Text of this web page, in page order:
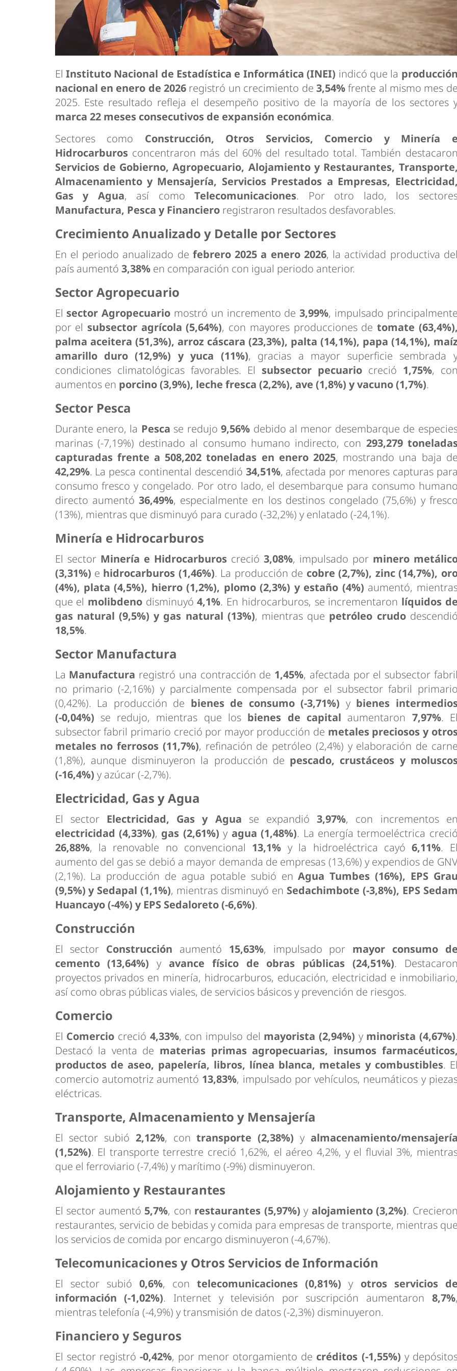
El Instituto Nacional de Estadística e Informática (INEI) indicó que la producción
nacional en enero de 2026 registró un crecimiento de 3,54%frente al mismo mes de
2025. Este resultado refleja el desempeño positivo de la mayoría de los sectores
marca 22 meses consecutivos de expansión económica.
Sectores como Construcción, Otros Servicios, Comercio y Minería e
Hidrocarburosconcentraron más del 60% del resultado total. También destacaron
Servicios de Gobierno, Agropecuario, Alojamiento y Restaurantes, Transporte,
Almacenamiento y Mensajería, Servicios Prestados a Empresas, Electricidad,
Gas y Agua, así comoTelecomunicaciones. Por otro lado, los
Manufactura, Pesca y Financieroregistraron resultados desfavorables.
Crecimiento Anualizado y Detalle por Sectores
En el periodo anualizado de febrero 2025 a enero 2026, la actividad productiva del
país aumentó 3,38%en comparación con igual periodo anterior.
Sector Agropecuario
El sector Agropecuario mostró un incremento de3,99%, impulsado principalmente
por el subsector agrícola (5,64%), con mayores producciones detomate (63,4%),
palma aceitera (51,3%), arroz cáscara (23,3%), palta (14,1%), papa (14,1%),
amarillo duro (12,9%) y yuca (11%), gracias a mayor superficie sembrada
condiciones climatológicas favorables. El subsector pecuariocreció 1,75%, con
aumentos en porcino (3,9%), leche fresca (2,2%), ave (1,8%) y vacuno (1,7%).
Sector Pesca
Durante enero, la Pesca se redujo9,56% debido al menor desembarque de
marinas (-7,19%) destinado al consumo humano indirecto, con 293,279
capturadas frente a 508,202 toneladas en enero 2025, mostrando una baja de
42,29%. La pesca continental descendió 34,51%, afectada por menores capturas para
consumo fresco y congelado. Por otro lado, el desembarque para consumo humano
directo aumentó 36,49%, especialmente en los destinos congelado (75,6%) y fresco
(13%), mientras que disminuyó para curado (-32,2%) y enlatado (-24,1%).
Minería e Hidrocarburos
El sector Minería e Hidrocarburoscreció 3,08%, impulsado por minero
(3,31%) e hidrocarburos (1,46%). La producción de cobre (2,7%), zinc (14,7%),
(4%), plata (4,5%), hierro (1,2%), plomo (2,3%) y estaño (4%) aumentó,
que el molibdenodisminuyó4,1%. En hidrocarburos, se incrementaron líquidos de
gas natural (9,5%) y gas natural (13%), mientras que petróleo crudodescendió
18,5%.
Sector Manufactura
La Manufactura registró una contracción de 1,45%, afectada por el subsector fabril
no primario (-2,16%) y parcialmente compensada por el subsector fabril primario
(0,42%). La producción de bienes de consumo (-3,71%) y bienes
(-0,04%) se redujo, mientras que los bienes de capital aumentaron 7,97%. El
subsector fabril primario creció por mayor producción de metales preciosos y
metales no ferrosos (11,7%), refinación de petróleo (2,4%) y elaboración de carne
(1,8%), aunque disminuyeron la producción de pescado, crustáceos y
(-16,4%) y azúcar (-2,7%).
Electricidad, Gas y Agua
El sector Electricidad, Gas y Agua se expandió3,97%, con incrementos en
electricidad (4,33%), gas (2,61%) y agua (1,48%). La energía termoeléctrica creció
26,88%, la renovable no convencional 13,1% y la hidroeléctrica cayó6,11%. El
aumento del gas se debió a mayor demanda de empresas (13,6%) y expendios de
(2,1%). La producción de agua potable subió enAgua Tumbes (16%), EPS Grau
(9,5%) y Sedapal (1,1%), mientras disminuyó en Sedachimbote (-3,8%), EPS Sedam
Huancayo (-4%) y EPS Sedaloreto (-6,6%).
Construcción
El sector Construcción aumentó 15,63%, impulsado por mayor consumo de
cemento (13,64%) y avance físico de obras públicas (24,51%). Destacaron
proyectos privados en minería, hidrocarburos, educación, electricidad e inmobiliario,
así como obras públicas viales, de servicios básicos y prevención de riesgos.
Comercio
El Comercio creció 4,33%, con impulso del mayorista (2,94%) y minorista (4,67%).
Destacó la venta de materias primas agropecuarias, insumos farmacéuticos,
productos de aseo, papelería, libros, línea blanca, metales y combustibles. El
comercio automotriz aumentó 13,83%, impulsado por vehículos, neumáticos y
eléctricas.
Transporte, Almacenamiento y Mensajería
El sector subió 2,12%, contransporte (2,38%) y almacenamiento/mensajería
(1,52%). El transporte terrestre creció 1,62%, el aéreo 4,2%, y el fluvial 3%,
que el ferroviario (-7,4%) y marítimo (-9%) disminuyeron.
Alojamiento y Restaurantes
El sector aumentó 5,7%, con restaurantes (5,97%) y alojamiento (3,2%). Crecieron
restaurantes, servicio de bebidas y comida para empresas de transporte, mientras que
los servicios de comida por encargo disminuyeron (-4,67%).
Telecomunicaciones y Otros Servicios de Información
El sector subió 0,6%, contelecomunicaciones (0,81%) y otros servicios de
información (-1,02%). Internet y televisión por suscripción aumentaron 8,7%,
mientras telefonía (-4,9%) y transmisión de datos (-2,3%) disminuyeron.
Financiero y Seguros
El sector registró -0,42%, por menor otorgamiento de créditos (-1,55%) y